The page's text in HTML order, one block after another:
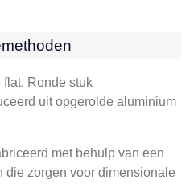
Ronde stuk
uit opgerolde aluminium
met behulp van een
die zorgen voor dimensionale